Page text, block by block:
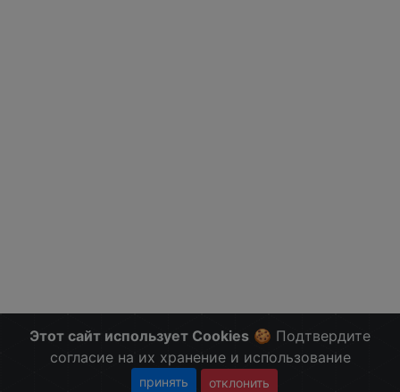
Этот сайт использует Cookies 🍪 Подтвердите
согласие на их хранение и использование
принять отклонить